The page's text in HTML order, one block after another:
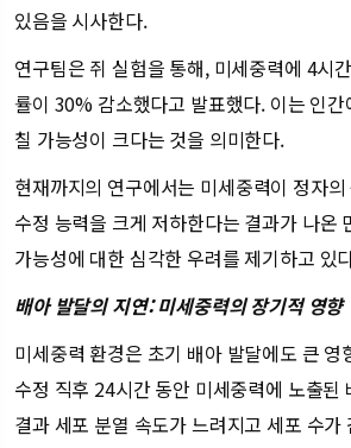
있음을 시사한다.
연구팀은 쥐 실험을 통해, 미세중력에 4시
률이 30% 감소했다고 발표했다. 이는 인
칠 가능성이 크다는 것을 의미한다.
현재까지의 연구에서는 미세중력이 정자
수정 능력을 크게 저하한다는 결과가 나온
가능성에 대한 심각한 우려를 제기하고 있
배아 발달의 지연: 미세중력의 장기적 영향
미세중력 환경은 초기 배아 발달에도 큰 영
수정 직후 24시간 동안 미세중력에 노출된
결과 세포 분열 속도가 느려지고 세포 수가